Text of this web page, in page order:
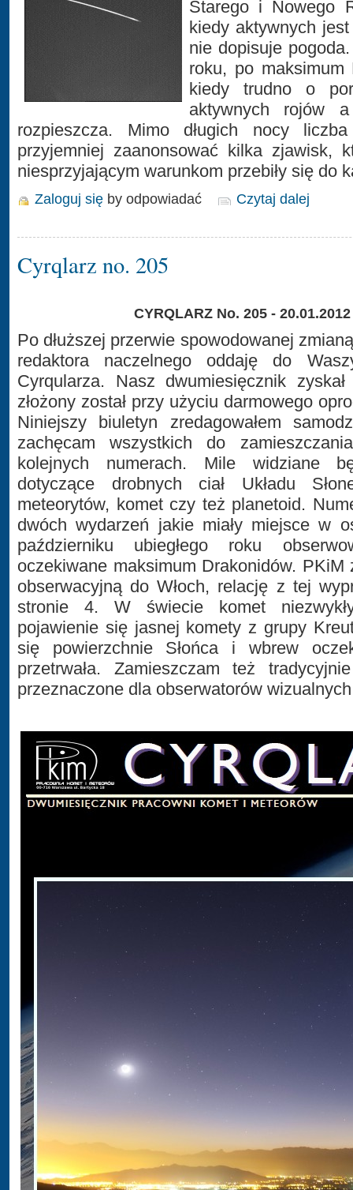
Starego i Nowego
kiedy aktywnych
nie dopisuje
roku, po maksimum
kiedy trudno o
aktywnych rojów
rozpieszcza. Mimo długich nocy
przyjemniej zaanonsować kilka zjawisk,
niesprzyjającym warunkom przebiły się do
Zaloguj się by odpowiadać Czytaj dalej
Cyrqlarz no. 205
CYRQLARZ No. 205 - 20.01.2012
Po dłuższej przerwie spowodowanej
redaktora naczelnego oddaję do
Cyrqularza. Nasz dwumiesięcznik
złożony został przy użyciu darmowego
Niniejszy biuletyn zredagowałem
zachęcam wszystkich do
kolejnych numerach. Mile widziane
dotyczące drobnych ciał Układu
meteorytów, komet czy też planetoid.
dwóch wydarzeń jakie miały miejsce w
październiku ubiegłego roku
oczekiwane maksimum Drakonidów. PKiM
obserwacyjną do Włoch, relację z tej
stronie 4. W świecie komet
pojawienie się jasnej komety z grupy
się powierzchnie Słońca i wbrew
przetrwała. Zamieszczam też
przeznaczone dla obserwatorów